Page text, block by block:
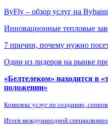
ByFly – обзор услуг на
Инновационные тепловые
7 причин, почему нужно
Один из лидеров на рынке
«Белтелеком» находится в
положении»
Комплекс услуг по созданию,
Итоги международной